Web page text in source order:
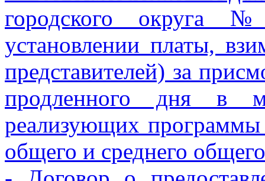
городского
установлении платы,
представителей) за
продленного дня в
реализующих программы
общего и среднего